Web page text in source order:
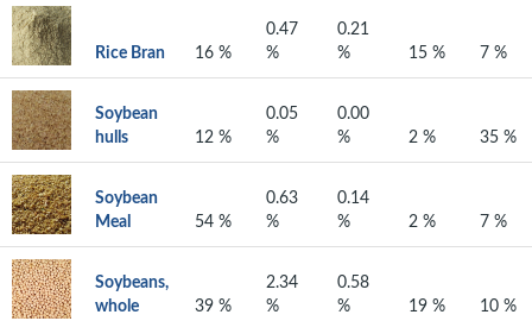
Rice Bran 16 %
0.47
%
0.21
%
15 % 7 %
Soybean
hulls
12 %
0.05
%
0.00
%
2 % 35 %
Soybean
Meal
54 %
0.63
%
0.14
%
2 % 7 %
Soybeans,
whole
39 %
2.34
%
0.58
%
19 % 10 %